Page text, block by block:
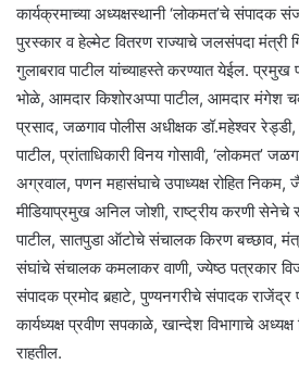
कार्यक्रमाच्या अध्यक्षस्थानी ‘लोकमत’चे
पुरस्कार व हेल्मेट वितरण राज्याचे जलसंपदा मंत्री
गुलाबराव पाटील यांच्याहस्ते करण्यात येईल. प्रमुख
भोळे, आमदार किशोरअप्पा पाटील, आमदार मंगेश
प्रसाद, जळगाव पोलीस अधीक्षक डॉ.महेश्वर रेड्डी,
पाटील, प्रांताधिकारी विनय गोसावी, ‘लोकमत’
अग्रवाल, पणन महासंघाचे उपाध्यक्ष रोहित निकम,
मीडियाप्रमुख अनिल जोशी, राष्ट्रीय करणी सेनेचे
पाटील, सातपुडा ऑटोचे संचालक किरण बच्छाव,
संघांचे संचालक कमलाकर वाणी, ज्येष्ठ पत्रकार
संपादक प्रमोद बर्‍हाटे, पुण्यनगरीचे संपादक राजेंद्र
कार्यध्यक्ष प्रवीण सपकाळे, खान्देश विभागाचे
राहतील.